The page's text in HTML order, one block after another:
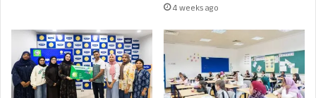
4 weeks ago